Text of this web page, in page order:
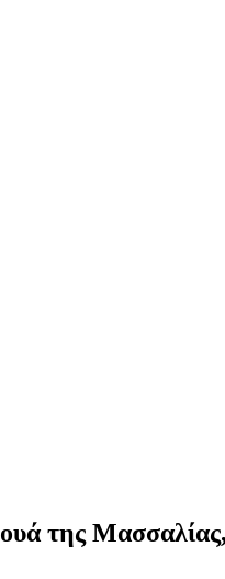
της